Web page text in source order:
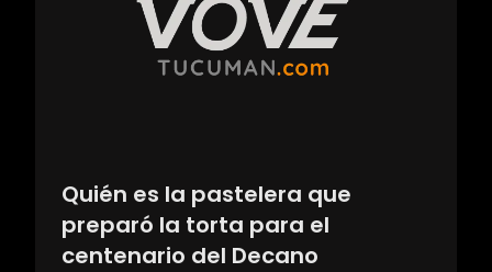
Quién es la pastelera que
preparó la torta para el
centenario del Decano